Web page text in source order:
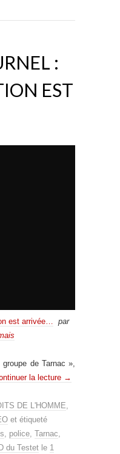
:
EST
est arrivée…
par
de Tarnac »,
la lecture →
DE L'HOMME
et étiqueté
police Tarnac
du Testet le 1